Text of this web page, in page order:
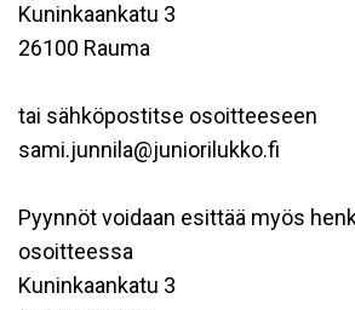
Kuninkaankatu 3
26100 Rauma
tai sähköpostitse osoitteeseen
sami.junnila@juniorilukko.fi
Pyynnöt voidaan esittää myös
osoitteessa
Kuninkaankatu 3